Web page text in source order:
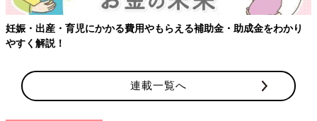
・出産・育児にかかる費用やもらえる補助金・助成金をわかり
く解説！
連載一覧へ